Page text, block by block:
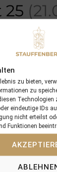
zu bieten,
zu
eindeutige IDs
nicht erteilst
Funktionen
25